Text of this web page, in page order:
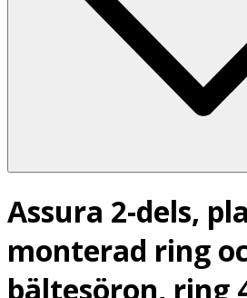
Assura 2-dels,
monterad ring
bältesöron, ring